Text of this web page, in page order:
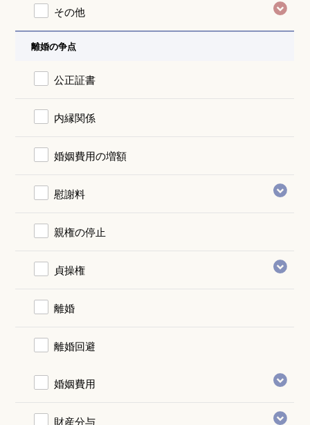
その他
離婚の争点
公正証書
内縁関係
婚姻費用の増額
慰謝料
親権の停止
貞操権
離婚
離婚回避
婚姻費用
財産分与